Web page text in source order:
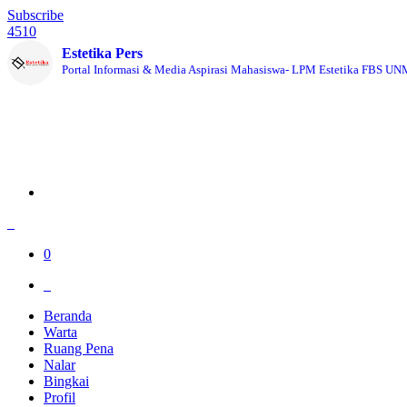
Subscribe
4510
Estetika Pers
Portal Informasi & Media Aspirasi Mahasiswa- LPM Estetika FBS
0
Beranda
Warta
Ruang Pena
Nalar
Bingkai
Profil